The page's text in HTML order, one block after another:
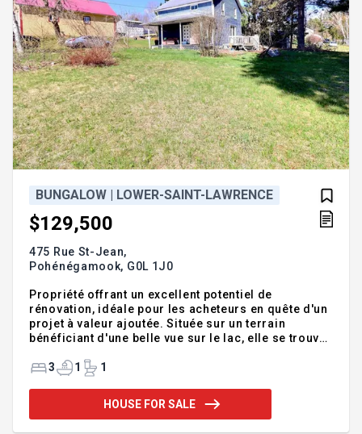
BUNGALOW | LOWER-SAINT-LAWRENCE
$129,500
475 Rue St-Jean,
Pohénégamook, G0L 1J0
Propriété offrant un excellent potentiel de
rénovation, idéale pour les acheteurs en quête d'un
projet à valeur ajoutée. Située sur un terrain
bénéficiant d'une belle vue sur le lac, elle se trouve
public au magnifique lac Pohénégamook. Maison
prix des plus accessibles. Une opportunité à saisir!
Addendum:Incusions:Exclusions:Meubles et effets
3 1 1
HOUSE FOR SALE